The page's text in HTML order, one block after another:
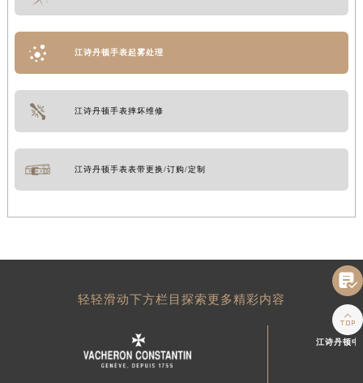
江诗丹顿手表起雾处理
江诗丹顿手表摔坏维修
江诗丹顿手表表带更换/订购/定制
轻轻滑动下方栏目探索更多精彩内容
江诗丹顿中

